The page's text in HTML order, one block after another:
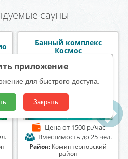
сауны
Парная "HOUSE"
Ценаот 2000 р./час
Вместимость до 30 чел.
Район:Советский район
приложение
для быстрого доступа.
Закрыть